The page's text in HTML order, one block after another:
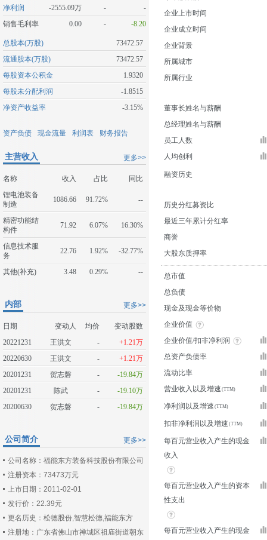
净利润 -2555.09万 -
-
销售毛利率
0.00 - -8.20
总股本(万股)
73472.57
流通股本(万股)
73472.57
每股资本公积金
1.9320
每股未分配利润
-1.8515
净资产收益率
-3.15%
资产负债 现金流量 利润表 财务报告
更多>>
主营收入
名称 收入 占比
同比
锂电池装备
制造
1086.66 91.72% --
精密功能结
构件
71.92 6.07% 16.30%
信息技术服
务
22.76 1.92% -32.77%
其他(补充) 3.48 0.29% --
更多>>
内部
日期 变动人 均价
变动股数
20221231
王洪文 -
+1.21万
20220630
王洪文 -
+1.21万
20201231
贺志磐 -
-19.84万
20201231
陈武 -
-19.10万
20200630
贺志磐 - -19.84万
更多>>
公司简介
公司名称：福能东方装备科技股份有限公司
注册资本：73473万元
上市日期：2011-02-01
发行价：22.39元
更名历史：松德股份,智慧松德,福能东方
注册地：广东省佛山市禅城区祖庙街道朝东
企业上市时间
企业成立时间
企业背景
所属城市
所属行业
董事长姓名与薪酬
总经理姓名与薪酬
员工人数
人均创利
融资历史
历史分红募资比
最近三年累计分红率
商誉
大股东质押率
总市值
总负债
现金及现金等价物
企业价值
企业价值/扣非净利润
总资产负债率
流动比率
营业收入以及增速
净利润以及增速
扣非净利润以及增速
每百元营业收入产生的现金
收入
每百元营业收入产生的资本
性支出
每百元营业收入产生的现金